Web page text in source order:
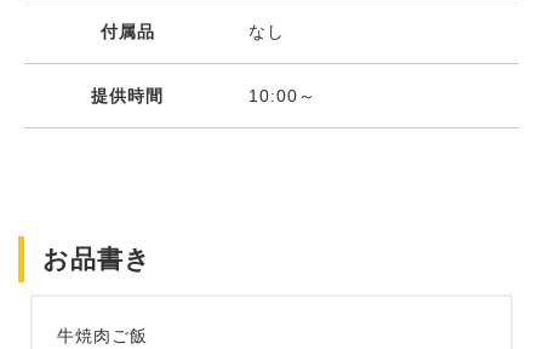
付属品 なし
提供時間 10:00～
お品書き
牛焼肉ご飯